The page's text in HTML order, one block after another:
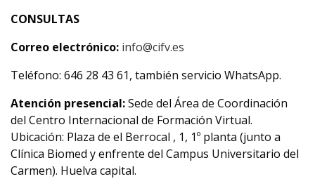
CONSULTAS
Correo electrónico: info@cifv.es
Teléfono: 646 28 43 61, también servicio WhatsApp.
Atención presencial:Sede del Área de Coordinación
del Centro Internacional de Formación Virtual.
Ubicación: Plaza de el Berrocal , 1, 1º planta (junto a
Clínica Biomed y enfrente del Campus Universitario del
Carmen). Huelva capital.